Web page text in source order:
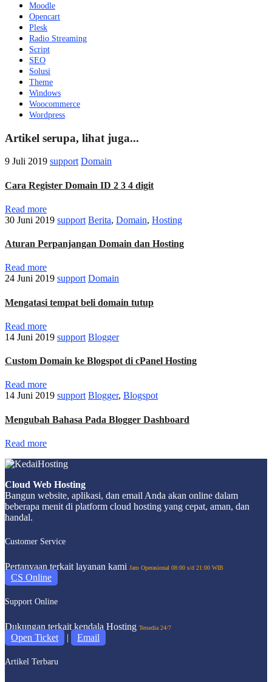
Moodle
Opencart
Plesk
Radio Streaming
Script
SEO
Solusi
Theme
Windows
Woocommerce
Wordpress
Artikel serupa, lihat juga...
9 Juli 2019 support Domain
Cara Register Domain ID 2 3 4 digit
Read more
30 Juni 2019 support Berita, Domain, Hosting
Aturan Perpanjangan Domain dan Hosting
Read more
24 Juni 2019 support Domain
Mengatasi tempat beli domain tutup
Read more
14 Juni 2019 support Blogger
Custom Domain ke Blogspot di cPanel Hosting
Read more
14 Juni 2019 support Blogger, Blogspot
Mengubah Bahasa Pada Blogger Dashboard
Read more
Cloud Web Hosting
Bangun website, aplikasi, dan email Anda akan online dalam
beberapa menit di platform cloud hosting yang cepat, aman, dan
handal.
Customer Service
Pertanyaan terkait layanan kami Jam Operasional 08:00 s/d 21:00 WIB
CS Online
Support Online
Dukungan terkait kendala Hosting Tersedia 24/7
Open Ticket | Email
Artikel Terbaru